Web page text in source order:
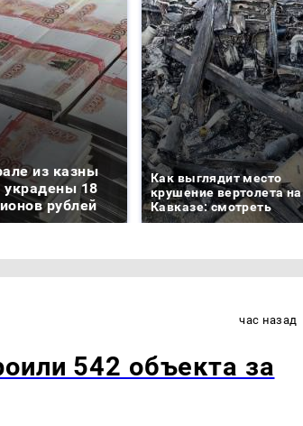
из казны
18
рублей
Как выглядит место
крушение вертолета на
Кавказе: смотреть
час назад
542 объекта за